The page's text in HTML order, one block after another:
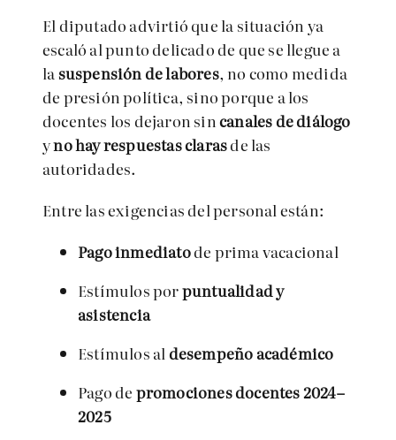
El diputado advirtió que la situación ya
escaló al punto delicado de que se llegue a
lasuspensión de labores, no como medida
de presión política, sino porque a los
docentes los dejaron sincanales de diálogo
yno hay respuestas clarasde las
autoridades.
Entre las exigencias del personal están:
Pago inmediatode prima vacacional
Estímulos porpuntualidad y
asistencia
Estímulos al desempeño académico
Pago de promociones docentes 2024–
2025